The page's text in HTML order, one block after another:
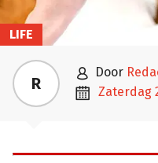
LIFE
R  door
 zaterdag